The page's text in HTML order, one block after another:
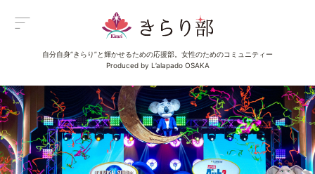
自分自身“きらり”と輝かせるための応援部。女性のためのコミュニティー
Produced by L’alapado OSAKA
Menu
All Posts 新着一覧
Category イベント